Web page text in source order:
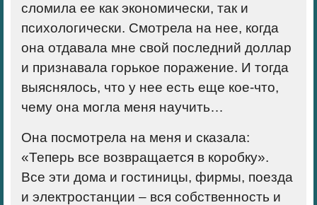
сломила ее как экономически, так и
психологически. Смотрела на нее, когда
она отдавала мне свой последний доллар
и признавала горькое поражение. И тогда
выяснялось, что у нее есть еще кое-что,
чему она могла меня научить…
Она посмотрела на меня и сказала:
«Теперь все возвращается в коробку».
Все эти дома и гостиницы, фирмы, поезда
и электростанции – вся собственность и